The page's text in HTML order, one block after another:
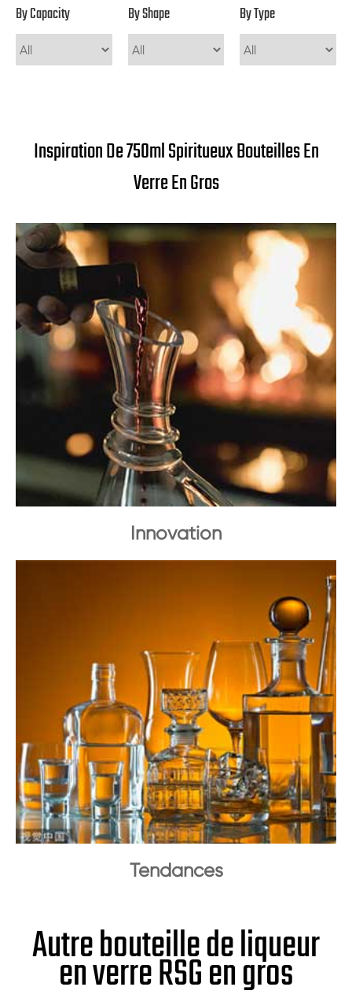
By Capacity By Shape By Type
Inspiration De 750ml Spiritueux Bouteilles En
Verre En Gros
Innovation
Tendances
Autre bouteille de liqueur
en verre RSG en gros